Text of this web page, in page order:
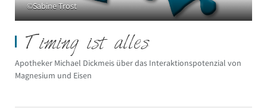
©Sabine Trost
Timing ist alles
Apotheker Michael Dickmeis über das Interaktionspotenzial von
Magnesium und Eisen